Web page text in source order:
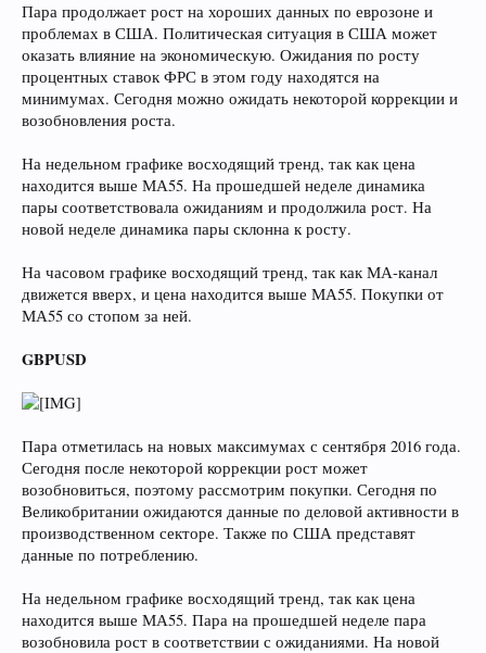
Пара продолжает рост на хороших данных по еврозоне и
проблемах в США. Политическая ситуация в США может
оказать влияние на экономическую. Ожидания по росту
процентных ставок ФРС в этом году находятся на
минимумах. Сегодня можно ожидать некоторой коррекции и
возобновления роста.
На недельном графике восходящий тренд, так как цена
находится выше МА55. На прошедшей неделе динамика
пары соответствовала ожиданиям и продолжила рост. На
новой неделе динамика пары склонна к росту.
На часовом графике восходящий тренд, так как МА-канал
движется вверх, и цена находится выше МА55. Покупки от
МА55 со стопом за ней.
GBPUSD
Пара отметилась на новых максимумах с сентября 2016 года.
Сегодня после некоторой коррекции рост может
возобновиться, поэтому рассмотрим покупки. Сегодня по
Великобритании ожидаются данные по деловой активности в
производственном секторе. Также по США представят
данные по потреблению.
На недельном графике восходящий тренд, так как цена
находится выше МА55. Пара на прошедшей неделе пара
возобновила рост в соответствии с ожиданиями. На новой